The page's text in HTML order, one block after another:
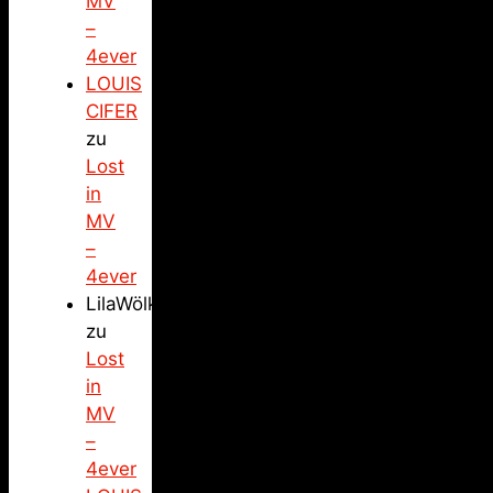
–
4ever
LOUIS
CIFER
zu
Lost
in
MV
–
4ever
LilaWölkchen
zu
Lost
in
MV
–
4ever